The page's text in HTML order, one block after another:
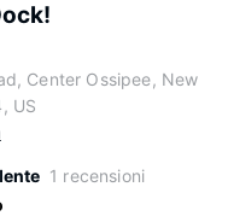
Center Ossipee, New
US
1 recensioni